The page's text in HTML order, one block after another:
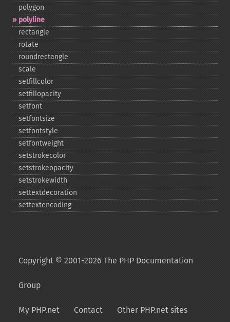
polygon
polyline
rectangle
rotate
roundrectangle
scale
setfillcolor
setfillopacity
setfont
setfontsize
setfontstyle
setfontweight
setstrokecolor
setstrokeopacity
setstrokewidth
settextdecoration
settextencoding
Copyright © 2001-2026 The PHP Documentation
Group
My PHP.net Contact Other PHP.net sites